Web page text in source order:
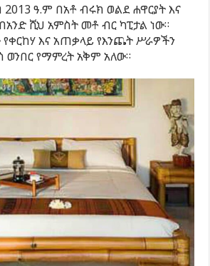
ዓ.ም በአቶ ብሩክ ወልደ ሐዋርያት እና
ሺህ አምስት መቶ ብር ካፒታል ነው።
እና አጠቃላይ የእንጨት ሥራዎችን
ወንበር የማምረት አቅም አለው።